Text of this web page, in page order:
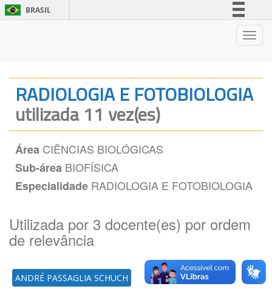
BRASIL
Legislação
RADIOLOGIA E FOTOBIOLOGIA
utilizada 11 vez(es)
Área CIÊNCIAS BIOLÓGICAS
Sub-área BIOFÍSICA
Especialidade RADIOLOGIA E FOTOBIOLOGIA
Utilizada por 3 docente(es) por ordem
de relevância
ANDRÉ PASSAGLIA SCHUCH